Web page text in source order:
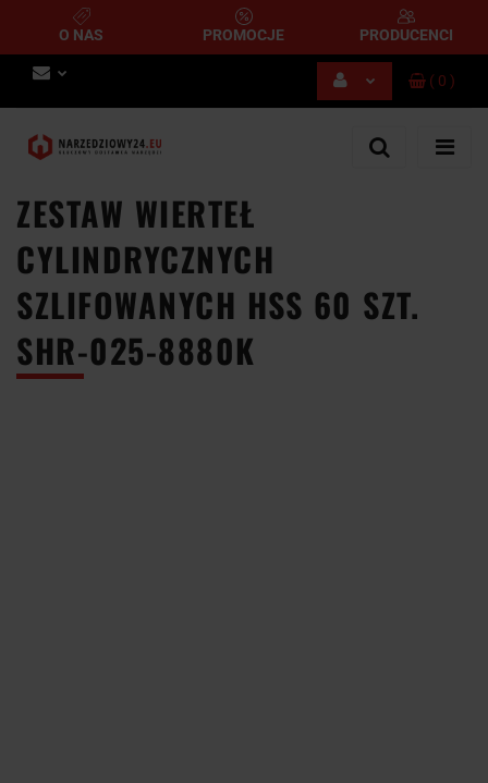
O NAS PROMOCJE PRODUCENCI
( 0 )
ZESTAW WIERTEŁ
CYLINDRYCZNYCH
SZLIFOWANYCH HSS 60 SZT.
SHR-025-8880K